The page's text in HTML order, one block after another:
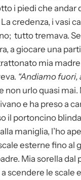
i piedi che andar
credenza, i vasi
tutto tremava.
a giocare una
mia
“Andiamo
non urlo quasi mai.
e ha preso a
il portoncino
maniglia, l’ho
esterne fino al
Mia sorella dal
scendere le scale